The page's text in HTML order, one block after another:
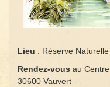
Lieu : Réserve
Rendez-vous au
30600 Vauvert